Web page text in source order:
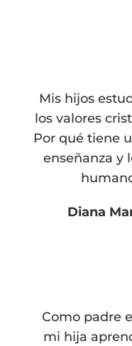
Mis hijos
los valores
Por qué tiene
enseñanza y
Diana
Como padre
mi hija